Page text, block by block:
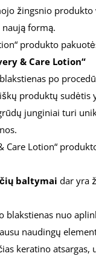
žingsnio
formą.
​​produkto
& Care Lotion“
po
produktų sudėtis
junginiai turi
Care Lotion“
baltymai dar yra
blakstienas nuo
naudingų
keratino